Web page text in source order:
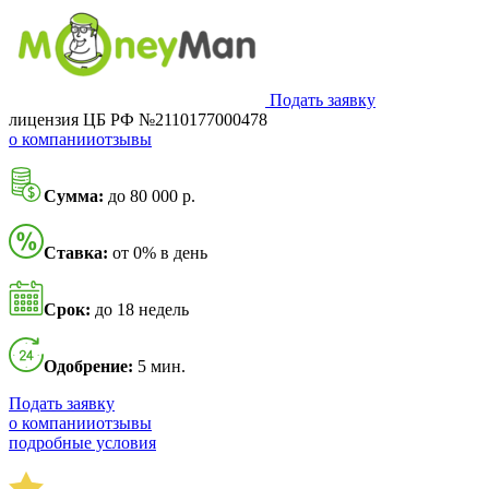
Подать заявку
лицензия ЦБ РФ №2110177000478
о компанииотзывы
Сумма: до 80 000 р.
Ставка: от 0% в день
Срок: до 18 недель
Одобрение: 5 мин.
Подать заявку
о компанииотзывы
подробные условия